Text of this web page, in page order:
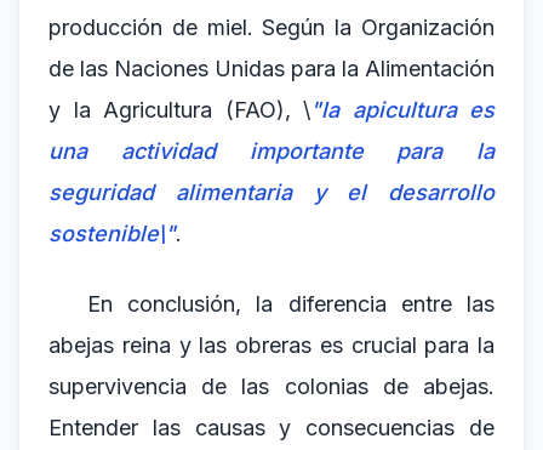
producción de miel. Según la Organización
de las Naciones Unidas para la Alimentación
y la Agricultura (FAO), \"la apicultura es
una actividad importante para la
seguridad alimentaria y el desarrollo
sostenible\".
En conclusión, la diferencia entre las
abejas reina y las obreras es crucial para la
supervivencia de las colonias de abejas.
Entender las causas y consecuencias de